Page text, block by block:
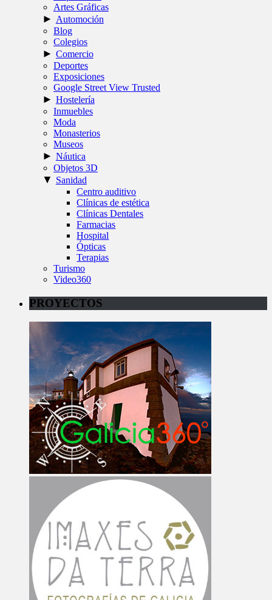
Artes Gráficas
► Automoción
Blog
Colegios
► Comercio
Deportes
Exposiciones
Google Street View Trusted
► Hostelería
Inmuebles
Moda
Monasterios
Museos
► Náutica
Objetos 3D
▼ Sanidad
Centro auditivo
Clínicas de estética
Clínicas Dentales
Farmacias
Hospital
Ópticas
Terapias
Turismo
Video360
PROYECTOS